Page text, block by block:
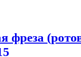
фреза